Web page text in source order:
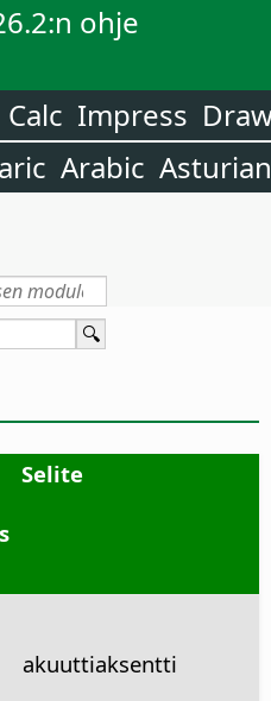
ohje
Calc Impress
Arabic Asturian
Selite
akuuttiaksentti